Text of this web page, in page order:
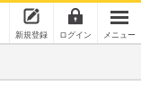
新規登録 ログイン メニュー